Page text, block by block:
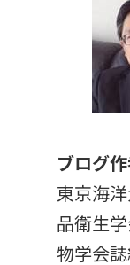
ブログ
東京海
品衛生
物学会